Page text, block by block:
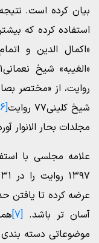
استفاده کرده که
شیخ کلینی۷۷ روایت
[6]
مجلدات بحار الانوار
علامه مجلسی با
عرضه کرده تا یافتن
آسان تر باشد. [7]
موضوعاتی دسته